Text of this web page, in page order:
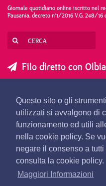
Questo sito o gli
utilizzati si avvalgono di
funzionamento ed utili
nella cookie policy. Se
negare il consenso a
consulta la cookie policy.
Maggiori Informazioni
Giornale quotidiano online iscritto nel
Pausania, decreto n°1/2016 V.G. 248/
Filo diretto con
SEGNALA UNA NOTIZIA
SEGNALA UN EVENTO